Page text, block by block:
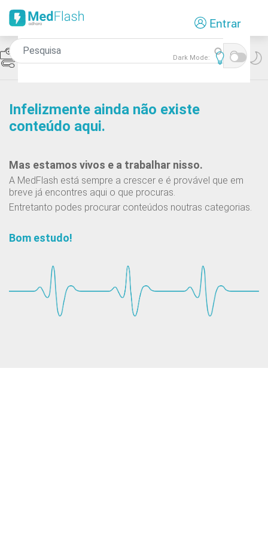
o
principal
Entrar
Icon Hipertensão Arterial Dark Mode:
Infelizmente ainda não existe
conteúdo aqui.
Mas estamos vivos e a trabalhar nisso.
A MedFlash está sempre a crescer e é provável que em
breve já encontres aqui o que procuras.
Entretanto podes procurar conteúdos noutras categorias.
Bom estudo!